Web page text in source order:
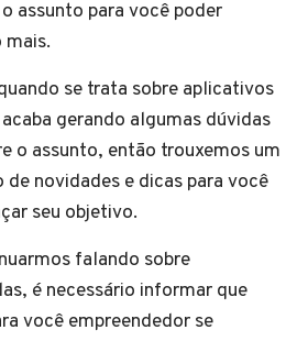
assunto para você poder
mais.
se trata sobre aplicativos
gerando algumas dúvidas
o assunto, então trouxemos um
novidades e dicas para você
seu objetivo.
falando sobre
é necessário informar que
você empreendedor se